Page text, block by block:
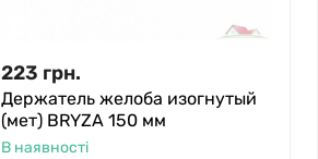
223 грн.
Держатель желоба изогнутый
(мет) BRYZA 150 мм
В наявності